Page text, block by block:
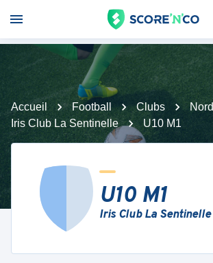
Accueil Football Clubs
Nord
Iris Club La Sentinelle
U10 M1
U10 M1
Iris Club La Sentinelle